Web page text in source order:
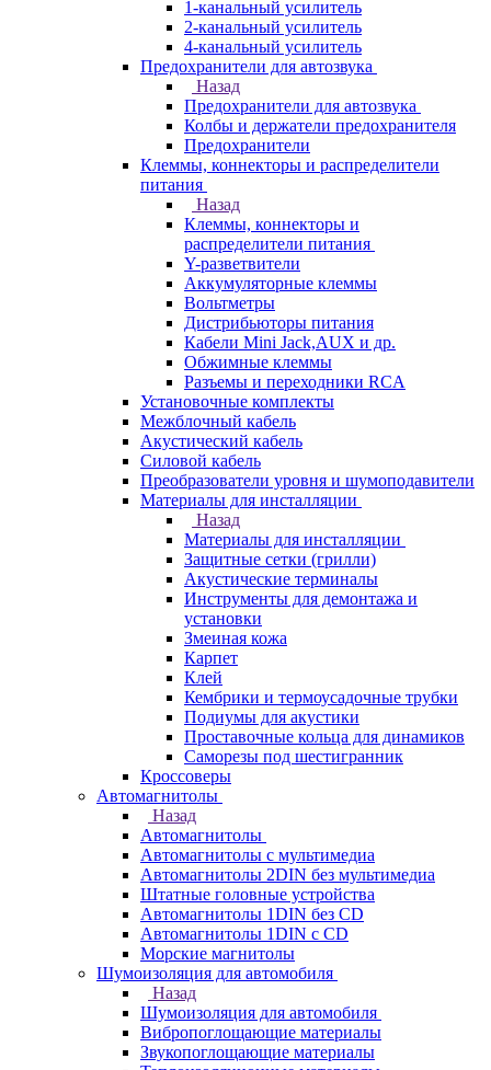
1-канальный усилитель
2-канальный усилитель
4-канальный усилитель
Предохранители для автозвука
Назад
Предохранители для автозвука
Колбы и держатели предохранителя
Предохранители
Клеммы, коннекторы и распределители
питания
Назад
Клеммы, коннекторы и
распределители питания
Y-разветвители
Аккумуляторные клеммы
Вольтметры
Дистрибьюторы питания
Кабели Mini Jack,AUX и др.
Обжимные клеммы
Разъемы и переходники RCA
Установочные комплекты
Межблочный кабель
Акустический кабель
Силовой кабель
Преобразователи уровня и шумоподавители
Материалы для инсталляции
Назад
Материалы для инсталляции
Защитные сетки (грилли)
Акустические терминалы
Инструменты для демонтажа и
установки
Змеиная кожа
Карпет
Клей
Кембрики и термоусадочные трубки
Подиумы для акустики
Проставочные кольца для динамиков
Саморезы под шестигранник
Кроссоверы
Автомагнитолы
Назад
Автомагнитолы
Автомагнитолы с мультимедиа
Автомагнитолы 2DIN без мультимедиа
Штатные головные устройства
Автомагнитолы 1DIN без CD
Автомагнитолы 1DIN с CD
Морские магнитолы
Шумоизоляция для автомобиля
Назад
Шумоизоляция для автомобиля
Вибропоглощающие материалы
Звукопоглощающие материалы